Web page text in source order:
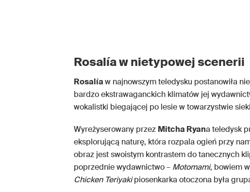
Rosalía w nietypowej scenerii
Rosalíaw najnowszym teledysku postanowiła
bardzo ekstrawaganckich klimatów jej
wokalistki biegającej po lesie w towarzystwie
Wyreżyserowany przez Mitcha Ryana teledysk
eksplorującą naturę, która rozpala ogień przy
obraz jest swoistym kontrastem do tanecznych
poprzednie wydawnictwo – Motomami, bowiem
Chicken Teriyakipiosenkarka otoczona była